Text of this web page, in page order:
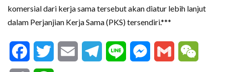
komersial dari kerja sama tersebut akan diatur lebih lanjut
dalam Perjanjian Kerja Sama (PKS) tersendiri.***
FacebookTwitter Email Telegram
Line Messenger
Gmail